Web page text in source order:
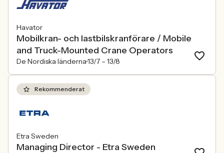
Havator
Mobilkran- och lastbilskranförare / Mobile
and Truck-Mounted Crane Operators
De Nordiska länderna13/7 – 13/8
Rekommenderat
Etra Sweden
Managing Director - Etra Sweden